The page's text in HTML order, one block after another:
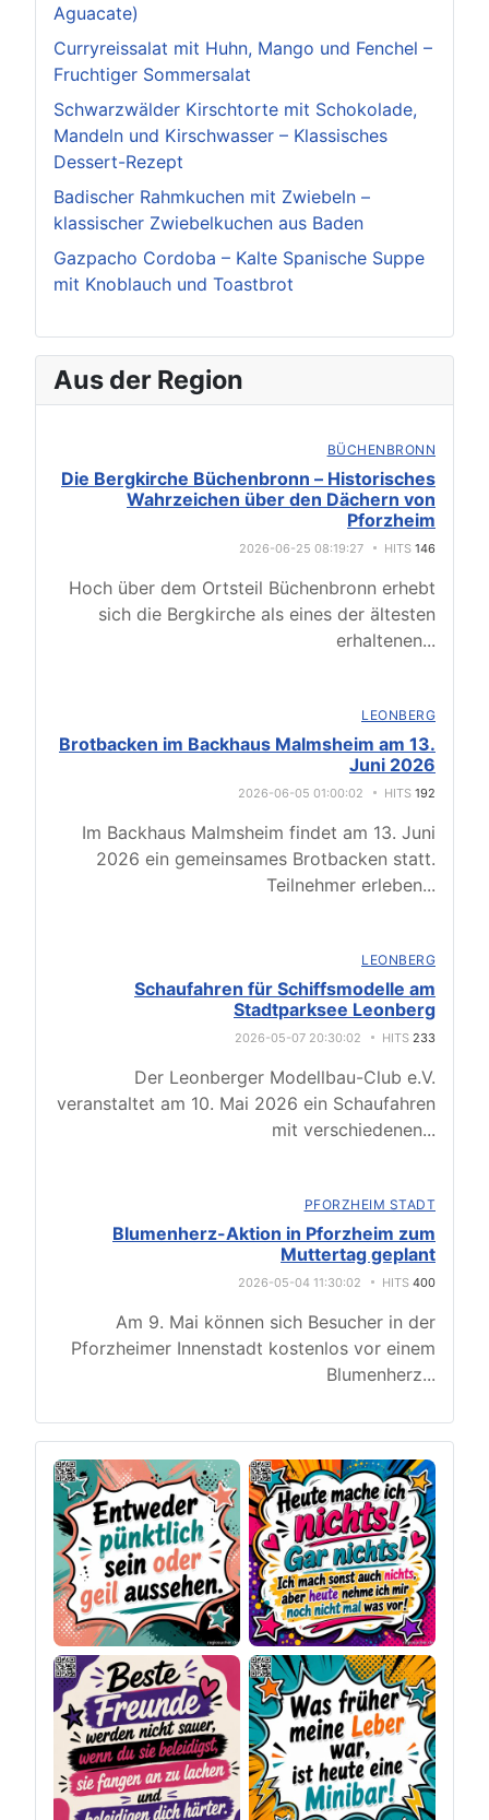
Aguacate)
Curryreissalat mit Huhn, Mango und Fenchel –
Fruchtiger Sommersalat
Schwarzwälder Kirschtorte mit Schokolade,
Mandeln und Kirschwasser – Klassisches
Dessert-Rezept
Badischer Rahmkuchen mit Zwiebeln –
klassischer Zwiebelkuchen aus Baden
Gazpacho Cordoba – Kalte Spanische Suppe
mit Knoblauch und Toastbrot
Aus der Region
BÜCHENBRONN
Die Bergkirche Büchenbronn – Historisches
Wahrzeichen über den Dächern von
Pforzheim
2026-06-25 08:19:27 HITS 146
Hoch über dem Ortsteil Büchenbronn erhebt
sich die Bergkirche als eines der ältesten
erhaltenen...
LEONBERG
Brotbacken im Backhaus Malmsheim am 13.
Juni 2026
2026-06-05 01:00:02 HITS 192
Im Backhaus Malmsheim findet am 13. Juni
2026 ein gemeinsames Brotbacken statt.
Teilnehmer erleben...
LEONBERG
Schaufahren für Schiffsmodelle am
Stadtparksee Leonberg
2026-05-07 20:30:02 HITS 233
Der Leonberger Modellbau-Club e.V.
veranstaltet am 10. Mai 2026 ein Schaufahren
mit verschiedenen...
PFORZHEIM STADT
Blumenherz-Aktion in Pforzheim zum
Muttertag geplant
2026-05-04 11:30:02 HITS 400
Am 9. Mai können sich Besucher in der
Pforzheimer Innenstadt kostenlos vor einem
Blumenherz...